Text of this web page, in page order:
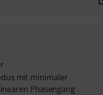
mit minimaler
Phasengang